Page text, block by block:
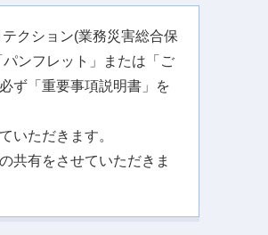
クション(業務災害総合保
ンフレット」または「ご
ず「重要事項説明書」を
いただきます。
共有をさせていただきま